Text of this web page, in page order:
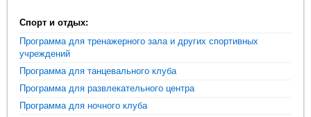
Спорт и отдых:
Программа для тренажерного зала и других спортивных
учреждений
Программа для танцевального клуба
Программа для развлекательного центра
Программа для ночного клуба